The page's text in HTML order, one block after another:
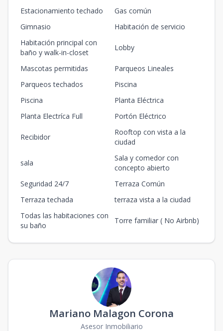
Estacionamiento techado
Gas común
Gimnasio
Habitación de servicio
Habitación principal con
baño y walk-in-closet
Lobby
Mascotas permitidas
Parqueos Lineales
Parqueos techados
Piscina
Piscina
Planta Eléctrica
Planta Electríca Full
Portón Eléctrico
Recibidor
Rooftop con vista a la
ciudad
sala
Sala y comedor con
concepto abierto
Seguridad 24/7
Terraza Común
Terraza techada
terraza vista a la ciudad
Todas las habitaciones con
su baño
Torre familiar ( No Airbnb)
Mariano Malagon Corona
Asesor Inmobiliario